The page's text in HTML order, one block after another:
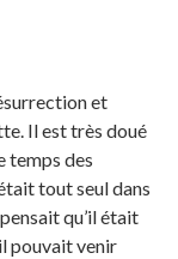
et
Il est très doué
temps des
tout seul dans
qu’il était
pouvait venir